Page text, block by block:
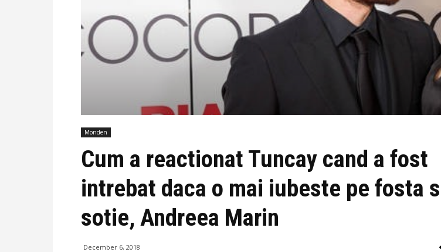
Monden
Cum a reactionat Tuncay cand a fost
intrebat daca o mai iubeste pe fosta
sotie, Andreea Marin
December 6, 2018